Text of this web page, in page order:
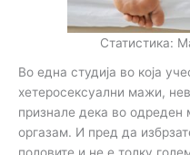
Статистика:
Во една студија во која
хетеросексуални мажи,
признале дека во одреден
оргазам. И пред да
половите и не е толку